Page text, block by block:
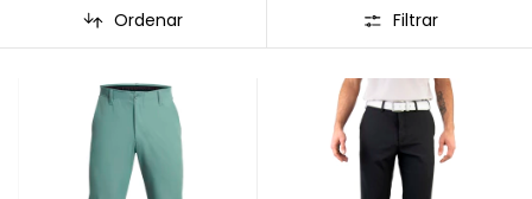
Ordenar Filtrar